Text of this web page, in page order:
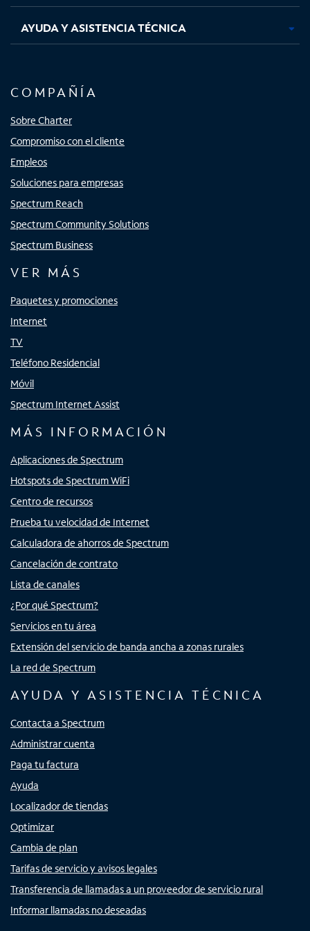
AYUDA Y ASISTENCIA TÉCNICA
COMPAÑÍA
Sobre Charter
Compromiso con el cliente
Empleos
Soluciones para empresas
Spectrum Reach
Spectrum Community Solutions
Spectrum Business
VER MÁS
Paquetes y promociones
Internet
TV
Teléfono Residencial
Móvil
Spectrum Internet Assist
MÁS INFORMACIÓN
Aplicaciones de Spectrum
Hotspots de Spectrum WiFi
Centro de recursos
Prueba tu velocidad de Internet
Calculadora de ahorros de Spectrum
Cancelación de contrato
Lista de canales
¿Por qué Spectrum?
Servicios en tu área
Extensión del servicio de banda ancha a zonas rurales
La red de Spectrum
AYUDA Y ASISTENCIA TÉCNICA
Contacta a Spectrum
Administrar cuenta
Paga tu factura
Ayuda
Localizador de tiendas
Optimizar
Cambia de plan
Tarifas de servicio y avisos legales
Transferencia de llamadas a un proveedor de servicio rural
Informar llamadas no deseadas